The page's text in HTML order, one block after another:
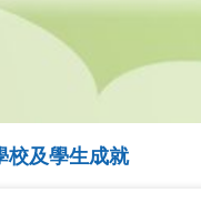
校及學生成就